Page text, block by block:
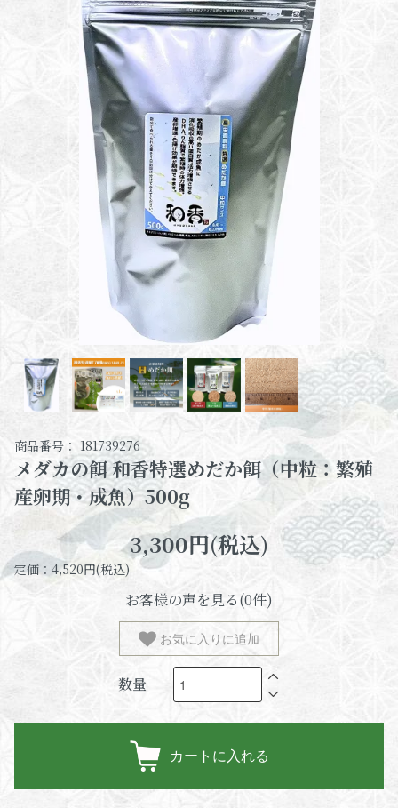
商品番号： 181739276
メダカの餌 和香特選めだか餌（中粒：繁殖
産卵期・成魚）500g
3,300円(税込)
定価：4,520円(税込)
お客様の声を見る(0件)
お気に入りに追加
数量
カートに入れる